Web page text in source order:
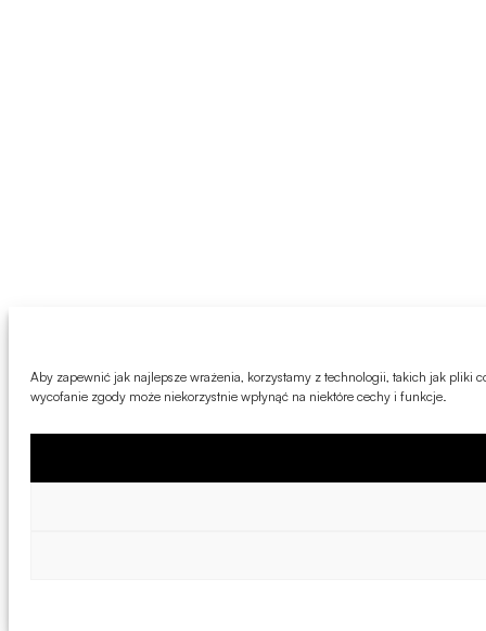
Aby zapewnić jak najlepsze wrażenia, korzystamy z technologii, takich jak
wycofanie zgody może niekorzystnie wpłynąć na niektóre cechy i funkcje.